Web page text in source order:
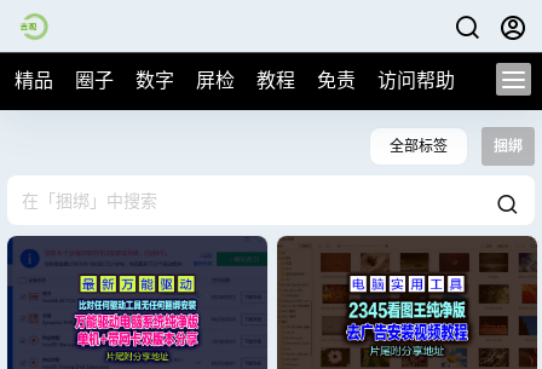
精品 圈子 数字 屏检 教程 免责 访问帮助
全部标签 捆绑